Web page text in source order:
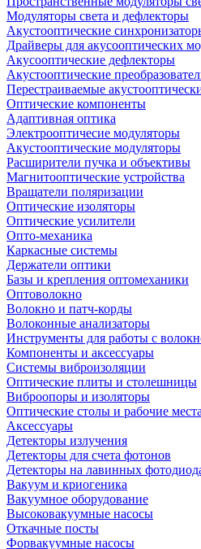
Модуляторы света и дефлекторы
Акустооптические
Драйверы для акусооптических
Акусооптические дефлекторы
Акустооптические
Перестраиваемые
Оптические компоненты
Адаптивная оптика
Электрооптичесие модуляторы
Акустооптические модуляторы
Расширители пучка и объективы
Магнитооптические устройства
Вращатели поляризации
Оптические изоляторы
Оптические усилители
Опто-механика
Каркасные системы
Держатели оптики
Базы и крепления оптомеханики
Оптоволокно
Волокно и патч-корды
Волоконные анализаторы
Инструменты для работы с
Компоненты и аксессуары
Системы виброизоляции
Оптические плиты и столешницы
Виброопоры и изоляторы
Оптические столы и рабочие места
Аксессуары
Детекторы излучения
Детекторы для счета фотонов
Детекторы на лавинных
Вакуум и криогеника
Вакуумное оборудование
Высоковакуумные насосы
Откачные посты
Форвакуумные насосы